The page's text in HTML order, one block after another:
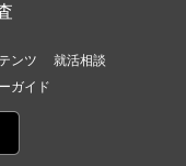
ンツ
就活相談
ガイド